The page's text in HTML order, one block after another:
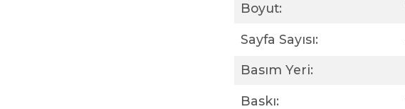
Boyut:
Sayfa Sayısı:
Basım Yeri:
Baskı: